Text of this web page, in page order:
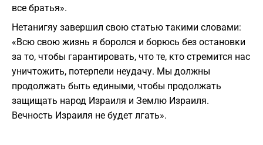
все братья».
Нетанигяу завершил свою статью такими словами:
«Всю свою жизнь я боролся и борюсь без остановки
за то, чтобы гарантировать, что те, кто стремится нас
уничтожить, потерпели неудачу. Мы должны
продолжать быть едиными, чтобы продолжать
защищать народ Израиля и Землю Израиля.
Вечность Израиля не будет лгать».